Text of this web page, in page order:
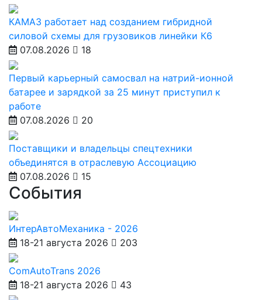
КАМАЗ работает над созданием гибридной
силовой схемы для грузовиков линейки К6
07.08.2026
18
Первый карьерный самосвал на натрий-ионной
батарее и зарядкой за 25 минут приступил к
работе
07.08.2026
20
Поставщики и владельцы спецтехники
объединятся в отраслевую Ассоциацию
07.08.2026
15
События
ИнтерАвтоМеханика - 2026
18-21 августа 2026
203
ComAutoTrans 2026
18-21 августа 2026
43